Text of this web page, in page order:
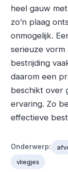
heel gauw
zo’n plaag
onmogelijk.
serieuze vorm
bestrijding
daarom een
beschikt over
ervaring. Zo
effectieve
Onderwerp:
vliegjes